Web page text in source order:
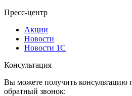
Пресс-центр
Акции
Новости
Новости 1С
Консультация
Вы можете получить консультацию
обратный звонок: